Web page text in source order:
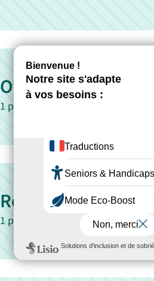
Othis
1 parking en location
Roissy-En-Brie
1 parking en location